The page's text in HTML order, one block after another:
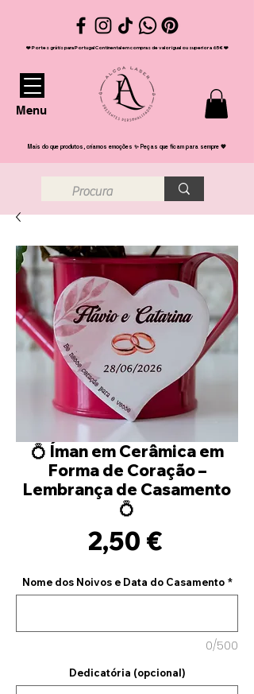
❤️ Portes grátis para Portugal Continental em compras de valor igual ou superior a 65€ ❤️
Menu
Mais do que produtos, criamos emoções ✨ Peças que ficam para sempre 💖
💍 Íman em Cerâmica em
Forma de Coração –
Lembrança de Casamento
💍
2,50 €Precio
Nome dos Noivos e Data do Casamento *
0/500
Dedicatória (opcional)